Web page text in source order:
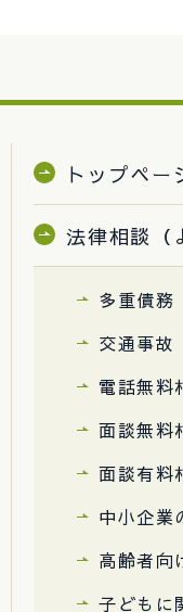
トップペー
法律相談（
多重債務
交通事故
電話無料
面談無料
面談有料
中小企業
高齢者向
子どもに